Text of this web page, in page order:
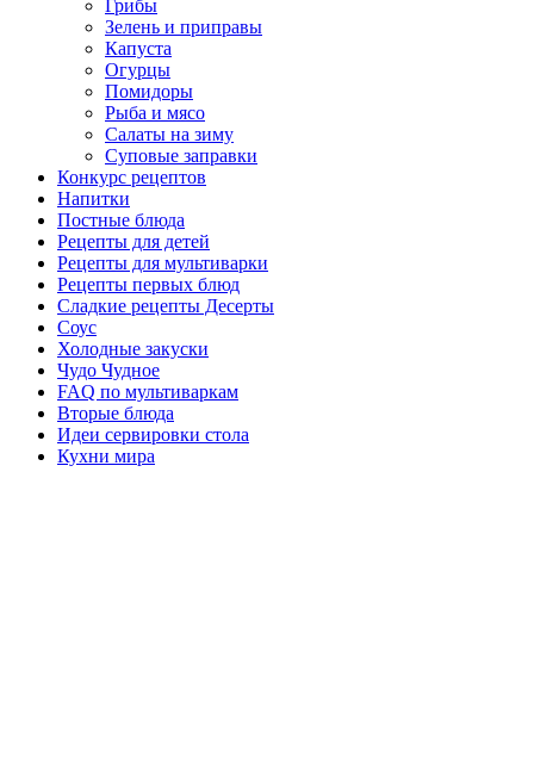
Грибы
Зелень и приправы
Капуста
Огурцы
Помидоры
Рыба и мясо
Салаты на зиму
Суповые заправки
Конкурс рецептов
Напитки
Постные блюда
Рецепты для детей
Рецепты для мультиварки
Рецепты первых блюд
Сладкие рецепты Десерты
Соус
Холодные закуски
Чудо Чудное
FAQ по мультиваркам
Вторые блюда
Идеи сервировки стола
Кухни мира